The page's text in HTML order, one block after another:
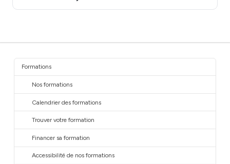
Formations
Nos formations
Calendrier des formations
Trouver votre formation
Financer sa formation
Accessibilité de nos formations